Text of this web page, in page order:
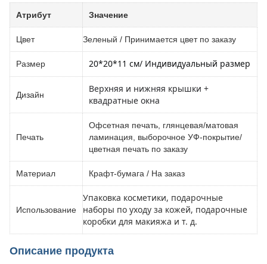
Атрибут Значение
Цвет Зеленый / Принимается цвет по заказу
Размер 20*20*11 см/ Индивидуальный размер
Дизайн
Верхняя и нижняя крышки +
квадратные окна
Печать
Офсетная печать, глянцевая/матовая
ламинация, выборочное УФ-покрытие/
цветная печать по заказу
Материал Крафт-бумага / На заказ
Использование
Упаковка косметики, подарочные
наборы по уходу за кожей, подарочные
коробки для макияжа и т. д.
Описание продукта